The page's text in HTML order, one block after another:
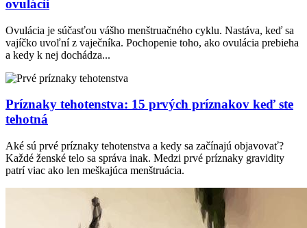
ovulácii
Ovulácia je súčasťou vášho menštruačného cyklu. Nastáva, keď sa
vajíčko uvoľní z vaječníka. Pochopenie toho, ako ovulácia prebieha
a kedy k nej dochádza...
Príznaky tehotenstva: 15 prvých príznakov keď ste
tehotná
Aké sú prvé príznaky tehotenstva a kedy sa začínajú objavovať?
Každé ženské telo sa správa inak. Medzi prvé príznaky gravidity
patrí viac ako len meškajúca menštruácia.